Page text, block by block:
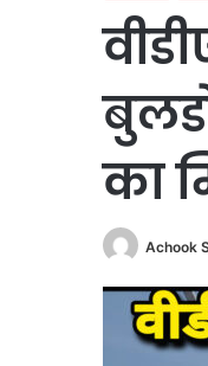
का
Achook